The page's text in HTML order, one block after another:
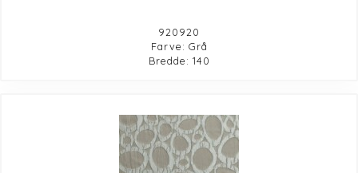
920920
Farve: Grå
Bredde: 140